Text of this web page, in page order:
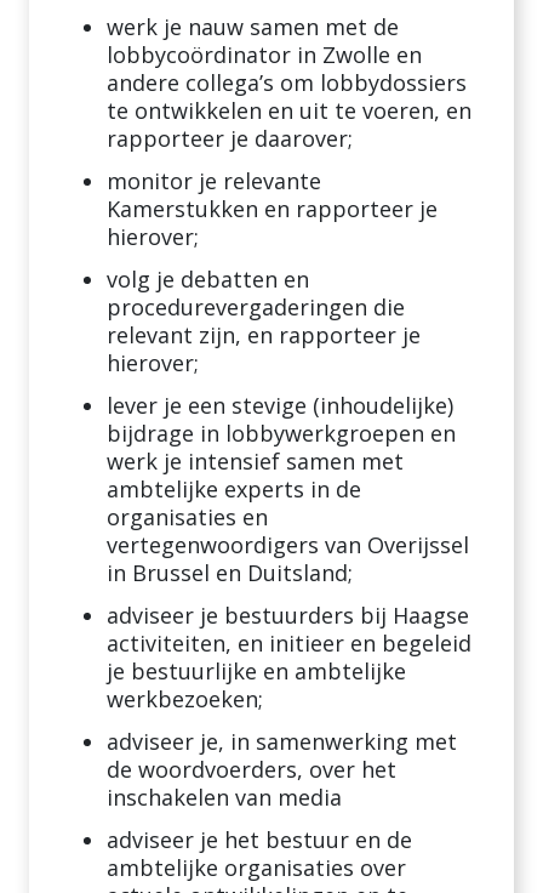
werk je nauw samen met de
lobbycoördinator in Zwolle en
andere collega’s om lobbydossiers
te ontwikkelen en uit te voeren, en
rapporteer je daarover;
monitor je relevante
Kamerstukken en rapporteer je
hierover;
volg je debatten en
procedurevergaderingen die
relevant zijn, en rapporteer je
hierover;
lever je een stevige (inhoudelijke)
bijdrage in lobbywerkgroepen en
werk je intensief samen met
ambtelijke experts in de
organisaties en
vertegenwoordigers van Overijssel
in Brussel en Duitsland;
adviseer je bestuurders bij Haagse
activiteiten, en initieer en begeleid
je bestuurlijke en ambtelijke
werkbezoeken;
adviseer je, in samenwerking met
de woordvoerders, over het
inschakelen van media
adviseer je het bestuur en de
ambtelijke organisaties over